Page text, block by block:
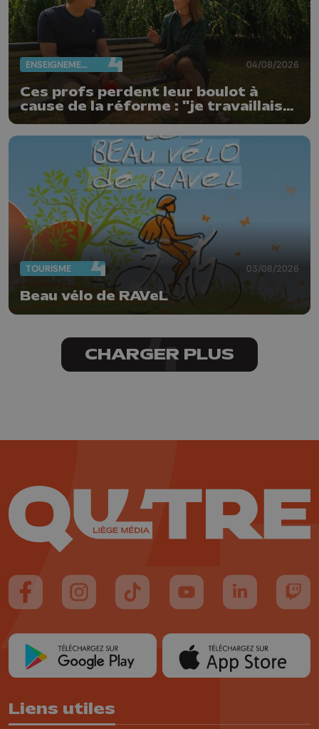
ENSEIGNEMENT 04/08/2026
Ces profs perdent leur boulot à
cause de la réforme : "je travaillais
bien plus comme prof que comme
pharmacienne"
TOURISME 03/08/2026
Beau vélo de RAVeL
CHARGER PLUS
Suivez-nous sur FaceBook
Suivez-nous sur Instagram
Suivez-nous sur TikTok
Suivez-nous sur YouTube
Suivez-nous
Liens utiles